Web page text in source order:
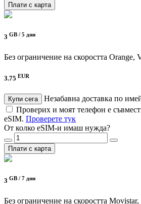
Плати с карта
3 GB / 5 дни
Без ограничение на скоростта Orange,
3.75 EUR
Купи сега
Незабавна доставка по
Проверих и моят телефон е
eSIM. Проверете тук
От колко eSIM-и имаш нужда?
Плати с карта
3 GB / 7 дни
Без ограничение на скоростта Movistar,